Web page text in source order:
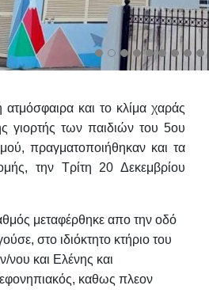
και το κλίμα χαράς
γιορτής των παιδιών του 5ου
πραγματοποιήθηκαν και τα
την Τρίτη 20 Δεκεμβρίου
μεταφέρθηκε απο την οδό
στο ιδιόκτητο κτήριο του
και Ελένης και
, καθως πλεον